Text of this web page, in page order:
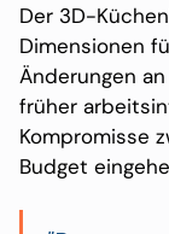
Der 3D-
Dimensionen
Änderungen
früher
Kompromisse
Budget